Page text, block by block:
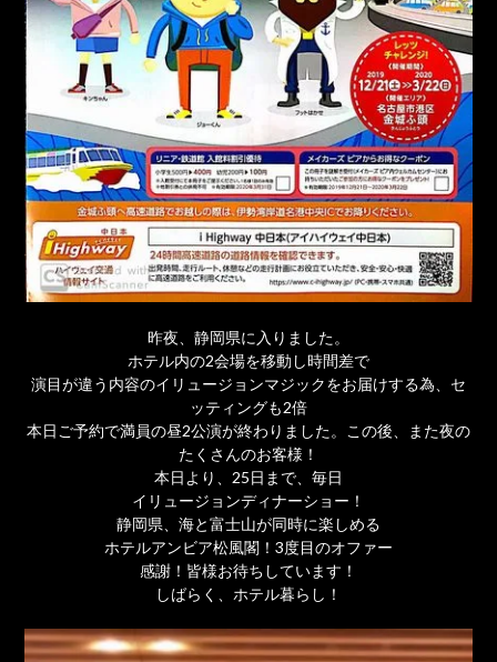
昨夜、静岡県に入りました。
ホテル内の2会場を移動し時間差で
演目が違う内容のイリュージョンマジックをお届けする為、セ
ッティングも2倍
本日ご予約で満員の昼2公演が終わりました。この後、また夜の
たくさんのお客様！
本日より、25日まで、毎日
イリュージョンディナーショー！
静岡県、海と富士山が同時に楽しめる
ホテルアンビア松風閣！3度目のオファー
感謝！皆様お待ちしています！
しばらく、ホテル暮らし！